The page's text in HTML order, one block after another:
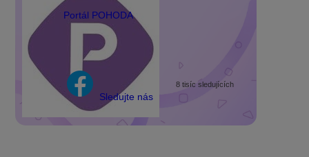
Portál POHODA
Sledujte nás
8 tisíc sledujících